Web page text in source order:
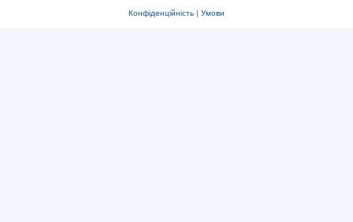
Конфіденційність | Умови